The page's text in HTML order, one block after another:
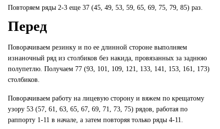
Повторяем ряды 2-3 еще 37 (45, 49, 53, 59, 65, 69, 75, 79, 85) раз.
Перед
Поворачиваем резинку и по ее длинной стороне выполняем
изнаночный ряд из столбиков без накида, провязанных за заднюю
полупетлю. Получаем 77 (93, 101, 109, 121, 133, 141, 153, 161, 173)
столбиков.
Поворачиваем работу на лицевую сторону и вяжем по крещатому
узору 53 (57, 61, 63, 65, 67, 69, 71, 73, 75) рядов, работая по
раппорту 1-11 в начале, а затем повторяя только ряды 4-11.